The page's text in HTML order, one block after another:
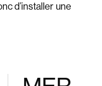
d’installer une